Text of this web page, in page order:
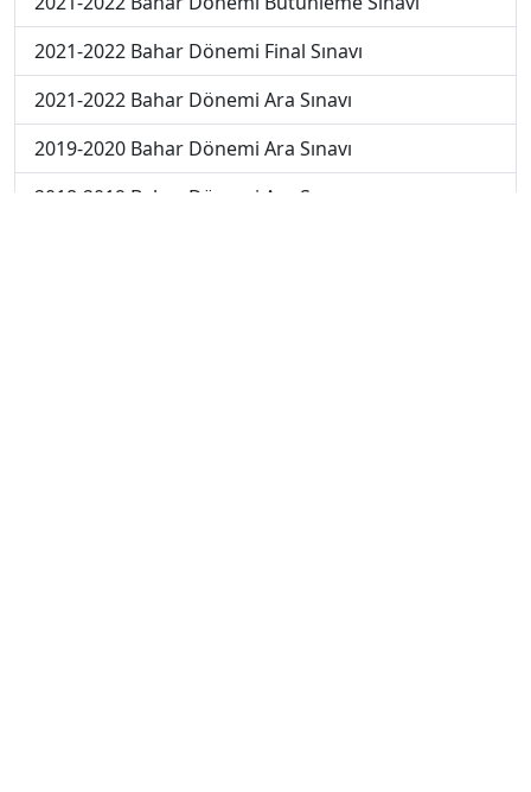
2021-2022 Bahar Dönemi Final Sınavı
2021-2022 Bahar Dönemi Ara Sınavı
2019-2020 Bahar Dönemi Ara Sınavı
2018-2019 Bahar Dönemi Ara Sınavı